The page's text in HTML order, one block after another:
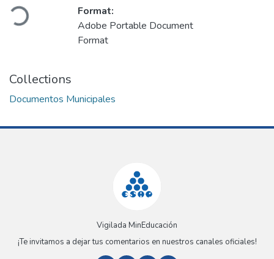
Format:
Adobe Portable Document
Format
Collections
Documentos Municipales
Vigilada MinEducación
¡Te invitamos a dejar tus comentarios en nuestros canales oficiales!